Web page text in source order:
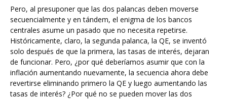
Pero, al presuponer que las dos palancas deben moverse
secuencialmente y en tándem, el enigma de los bancos
centrales asume un pasado que no necesita repetirse.
Históricamente, claro, la segunda palanca, la QE, se inventó
solo después de que la primera, las tasas de interés, dejaran
de funcionar. Pero, ¿por qué deberíamos asumir que con la
inflación aumentando nuevamente, la secuencia ahora debe
revertirse eliminando primero la QE y luego aumentando las
tasas de interés? ¿Por qué no se pueden mover las dos